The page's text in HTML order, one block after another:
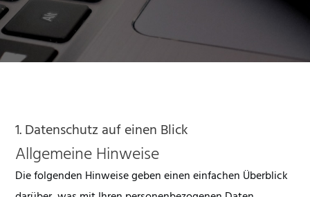
1. Datenschutz auf einen Blick
Allgemeine Hinweise
Die folgenden Hinweise geben einen einfachen Überblick